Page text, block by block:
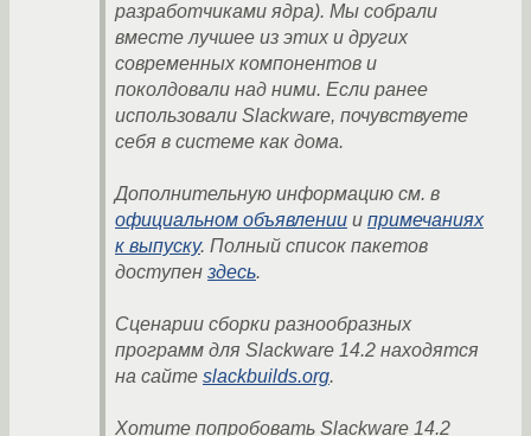
разработчиками ядра). Мы собрали
вместе лучшее из этих и других
современных компонентов и
поколдовали над ними. Если ранее
использовали Slackware, почувствуете
себя в системе как дома.
Дополнительную информацию см. в
официальном объявлении и примечаниях
к выпуску. Полный список пакетов
доступен здесь.
Сценарии сборки разнообразных
программ для Slackware 14.2 находятся
на сайте slackbuilds.org.
Хотите попробовать Slackware 14.2